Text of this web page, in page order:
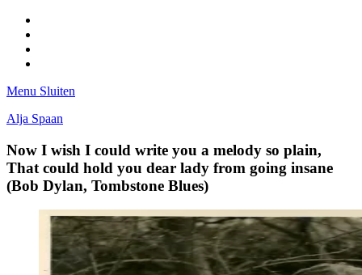
Menu Sluiten
Alja Spaan
Now I wish I could write you a melody so plain,
That could hold you dear lady from going insane
(Bob Dylan, Tombstone Blues)